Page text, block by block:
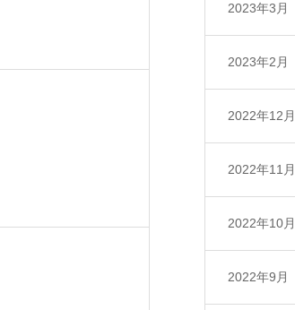
2023年3月
2023年2月
2022年12月
2022年11月
2022年10月
2022年9月